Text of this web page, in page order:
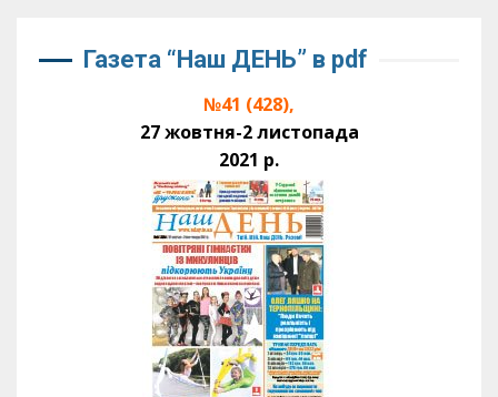
Газета “Наш ДЕНЬ” в pdf
№41 (428),
27 жовтня-2 листопада
2021 р.